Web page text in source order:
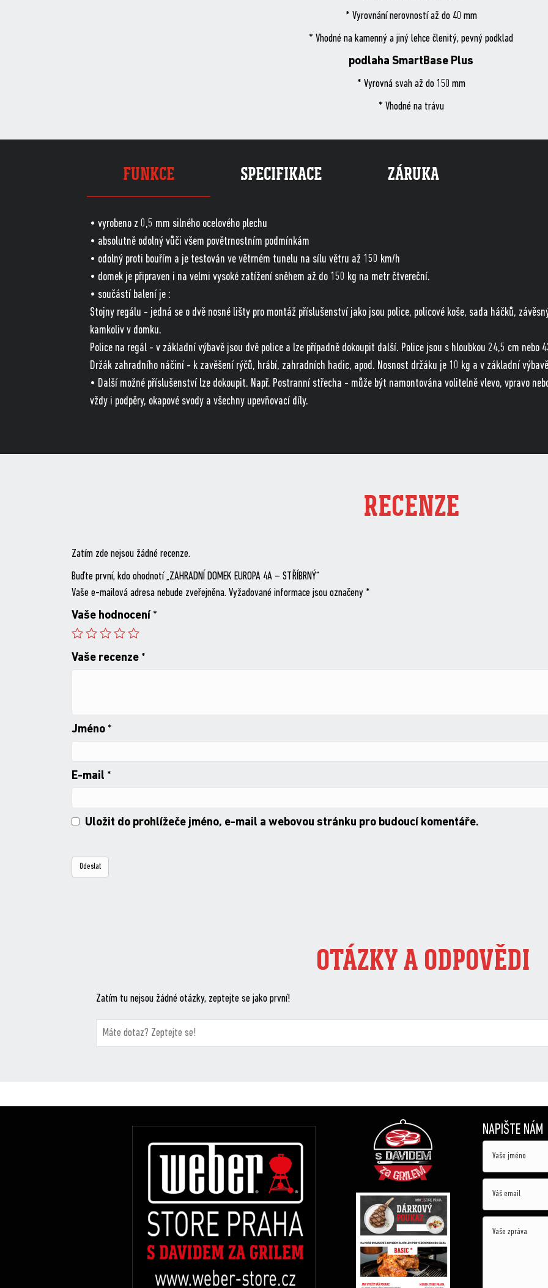
* Vyrovnání nerovností až do 40 mm
* Vhodné na kamenný a jiný lehce členitý, pevný podklad
podlaha SmartBase Plus
* Vyrovná svah až do 150 mm
* Vhodné na trávu
FUNKCE SPECIFIKACE ZÁRUKA
• vyrobeno z 0,5 mm silného ocelového plechu
• absolutně odolný vůči všem povětrnostním podmínkám
• odolný proti bouřím a je testován ve větrném tunelu na sílu větru až 150 km/h
• domek je připraven i na velmi vysoké zatížení sněhem až do 150 kg na metr čtvereční.
• součástí balení je :
Stojny regálu - jedná se o dvě nosné lišty pro montáž příslušenství jako jsou police, policové koše, sada háčků,
kamkoliv v domku.
Police na regál - v základní výbavě jsou dvě police a lze případně dokoupit další. Police jsou s hloubkou 24,5 cm nebo
Držák zahradního náčiní - k zavěšení rýčů, hrábí, zahradních hadic, apod. Nosnost držáku je 10 kg a v základní
• Další možné příslušenství lze dokoupit. Např. Postranní střecha - může být namontována volitelně vlevo, vpravo
vždy i podpěry, okapové svody a všechny upevňovací díly.
RECENZE
Zatím zde nejsou žádné recenze.
Buďte první, kdo ohodnotí „ZAHRADNÍ DOMEK EUROPA 4A – STŘÍBRNÝ“
Vaše e-mailová adresa nebude zveřejněna. Vyžadované informace jsou označeny *
Vaše hodnocení *
Vaše recenze *
Jméno *
E-mail *
Uložit do prohlížeče jméno, e-mail a webovou stránku pro budoucí komentáře.
OTÁZKY A ODPOVĚDI
Zatím tu nejsou žádné otázky, zeptejte se jako první!
NAPIŠTE NÁM